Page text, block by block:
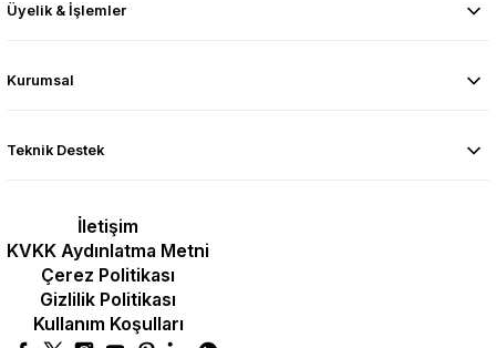
Üyelik & İşlemler
Kurumsal
Teknik Destek
İletişim
KVKK Aydınlatma Metni
Çerez Politikası
Gizlilik Politikası
Kullanım Koşulları